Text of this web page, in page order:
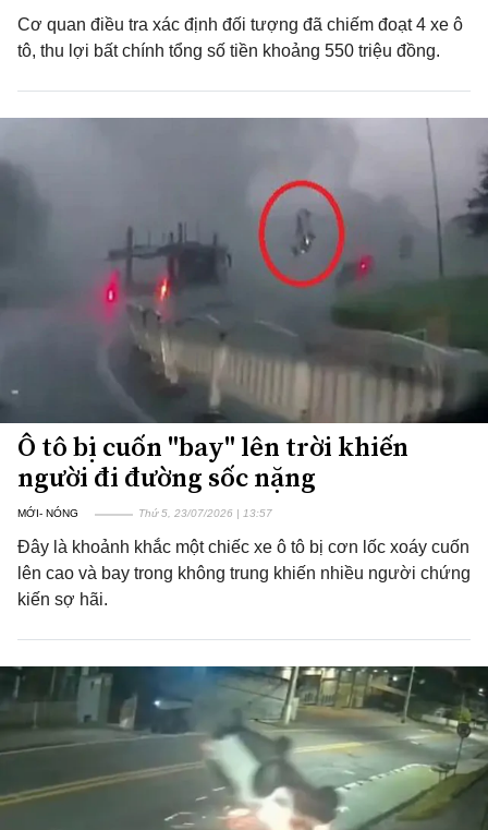
Cơ quan điều tra xác định đối tượng đã chiếm đoạt 4 xe ô
tô, thu lợi bất chính tổng số tiền khoảng 550 triệu đồng.
Ô tô bị cuốn "bay" lên trời khiến
người đi đường sốc nặng
MỚI- NÓNG Thứ 5, 23/07/2026 | 13:57
Đây là khoảnh khắc một chiếc xe ô tô bị cơn lốc xoáy cuốn
lên cao và bay trong không trung khiến nhiều người chứng
kiến sợ hãi.